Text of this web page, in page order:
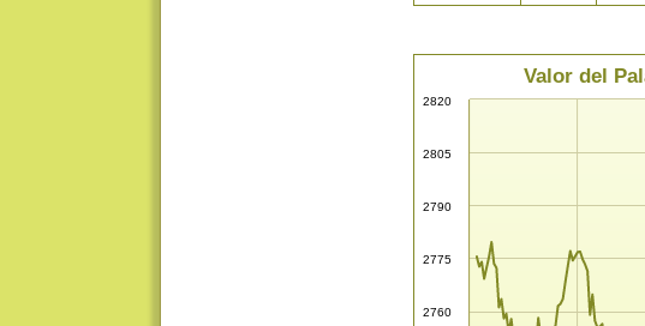
Valor del
2760
2775
2790
2805
2820